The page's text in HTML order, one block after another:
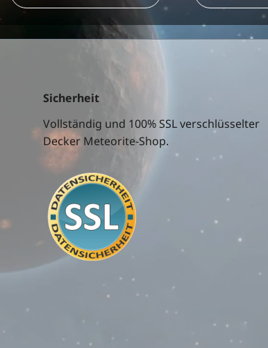
Sicherheit
Vollständig und 100% SSL verschlüsselter
Decker Meteorite-Shop.